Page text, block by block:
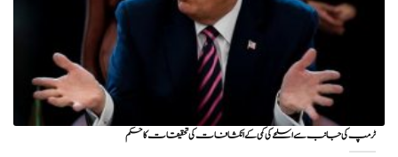
ٹرمپ کی جانب سے اسلحے کی کمی کے انکشافات کی تحقیقات کا حکم